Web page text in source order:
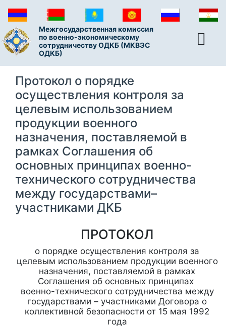
Межгосударственная комиссия
по военно-экономическому
сотрудничеству ОДКБ (МКВЭС
ОДКБ)
Протокол о порядке
осуществления контроля за
целевым использованием
продукции военного
назначения, поставляемой в
рамках Соглашения об
основных принципах военно-
технического сотрудничества
между государствами–
участниками ДКБ
ПРОТОКОЛ
о порядке осуществления контроля за
целевым использованием продукции военного
назначения, поставляемой в рамках
Соглашения об основных принципах
военно-технического сотрудничества между
государствами – участниками Договора о
коллективной безопасности от 15 мая 1992
года